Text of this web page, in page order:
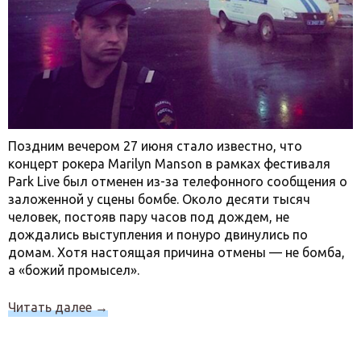
Поздним вечером 27 июня стало известно, что
концерт рокера Marilyn Manson в рамках фестиваля
Park Live был отменен из-за телефонного сообщения о
заложенной у сцены бомбе. Около десяти тысяч
человек, постояв пару часов под дождем, не
дождались выступления и понуро двинулись по
домам. Хотя настоящая причина отмены — не бомба,
а «божий промысел».
Читать далее →